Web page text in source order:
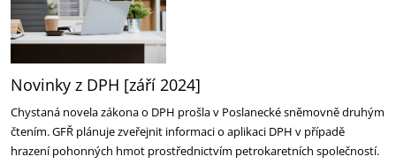
Novinky z DPH [září 2024]
Chystaná novela zákona o DPH prošla v Poslanecké sněmovně druhým
čtením. GFŘ plánuje zveřejnit informaci o aplikaci DPH v případě
hrazení pohonných hmot prostřednictvím petrokaretních společností.